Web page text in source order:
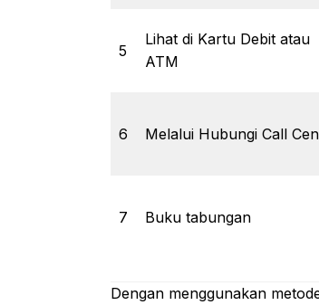
5
Lihat di Kartu Debit atau
ATM
6 Melalui Hubungi Call
7 Buku tabungan
Dengan menggunakan